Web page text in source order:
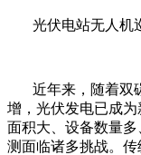
光伏电站无人机
近年来，随着双
增，光伏发电已成
面积大、设备数量
测面临诸多挑战。